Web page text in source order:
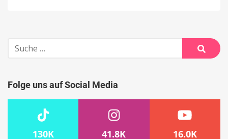
Suche
nach:
Suche
Folge uns auf Social Media
130K 41.8K 16.0K